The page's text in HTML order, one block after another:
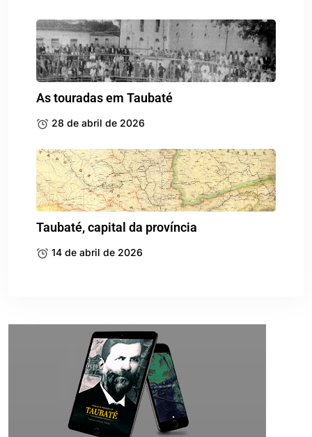
As touradas em Taubaté
28 de abril de 2026
Taubaté, capital da província
14 de abril de 2026